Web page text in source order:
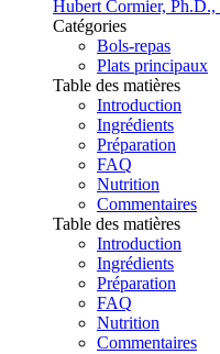
Hubert Cormier,
Catégories
Bols-repas
Plats principaux
Table des matières
Introduction
Ingrédients
Préparation
FAQ
Nutrition
Commentaires
Table des matières
Introduction
Ingrédients
Préparation
FAQ
Nutrition
Commentaires